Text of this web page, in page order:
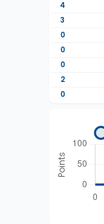
4
3
0
0
0
2
0